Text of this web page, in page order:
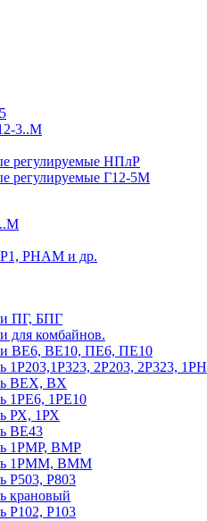
3..М
регулируемые НПлР
регулируемые Г12-5М
РНАМ и др.
ПГ, БПГ
для комбайнов.
ВЕ6, ВЕ10, ПЕ6, ПЕ10
1Р203,1Р323, 2Р203, 2Р323, 1РН
ВЕХ, ВХ
1РЕ6, 1РЕ10
РХ, 1РХ
ВЕ43
1РМР, ВМР
1РММ, ВММ
Р503, Р803
крановый
Р102, Р103